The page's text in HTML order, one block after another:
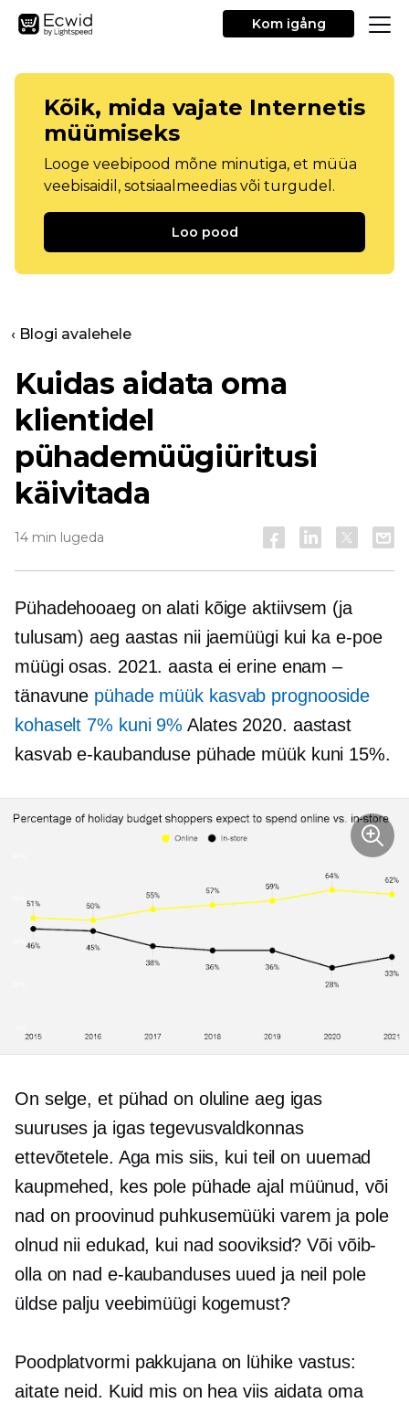
Kom igång
Kõik, mida vajate Internetis
müümiseks
Looge veebipood mõne minutiga, et müüa
veebisaidil, sotsiaalmeedias või turgudel.
Loo pood
‹ Blogi avalehele
Kuidas aidata oma
klientidel
pühademüügiüritusi
käivitada
14 min lugeda
Pühadehooaeg on alati kõige aktiivsem (ja
tulusam) aeg aastas nii jaemüügi kui ka e-poe
müügi osas. 2021. aasta ei erine enam –
tänavune pühade müük kasvab prognooside
kohaselt 7% kuni 9% Alates 2020. aastast
kasvab e-kaubanduse pühade müük kuni 15%.
On selge, et pühad on oluline aeg igas
suuruses ja igas tegevusvaldkonnas
ettevõtetele. Aga mis siis, kui teil on uuemad
kaupmehed, kes pole pühade ajal müünud, või
nad on proovinud puhkusemüüki varem ja pole
olnud nii edukad, kui nad sooviksid? Või võib-
olla on nad e-kaubanduses uued ja neil pole
üldse palju veebimüügi kogemust?
Poodplatvormi pakkujana on lühike vastus:
aitate neid. Kuid mis on hea viis aidata oma